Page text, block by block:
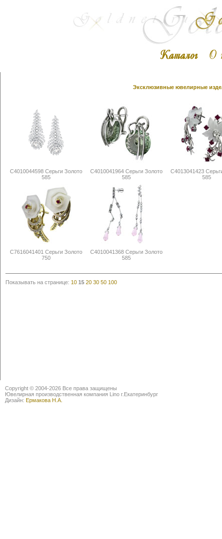
Эксклюзивные ювелирные
С4010044598 Серьги Золото
585
С4010041964 Серьги Золото
585
С4013041423
585
С7616041401 Серьги Золото
750
С4010041368 Серьги Золото
585
Показывать на странице: 10 15 20 30 50 100
Copyright © 2004-2026 Все права защищены
Ювелирная производственная компания Lino г.Екатеринбург
Дизайн: Ермакова Н.А.